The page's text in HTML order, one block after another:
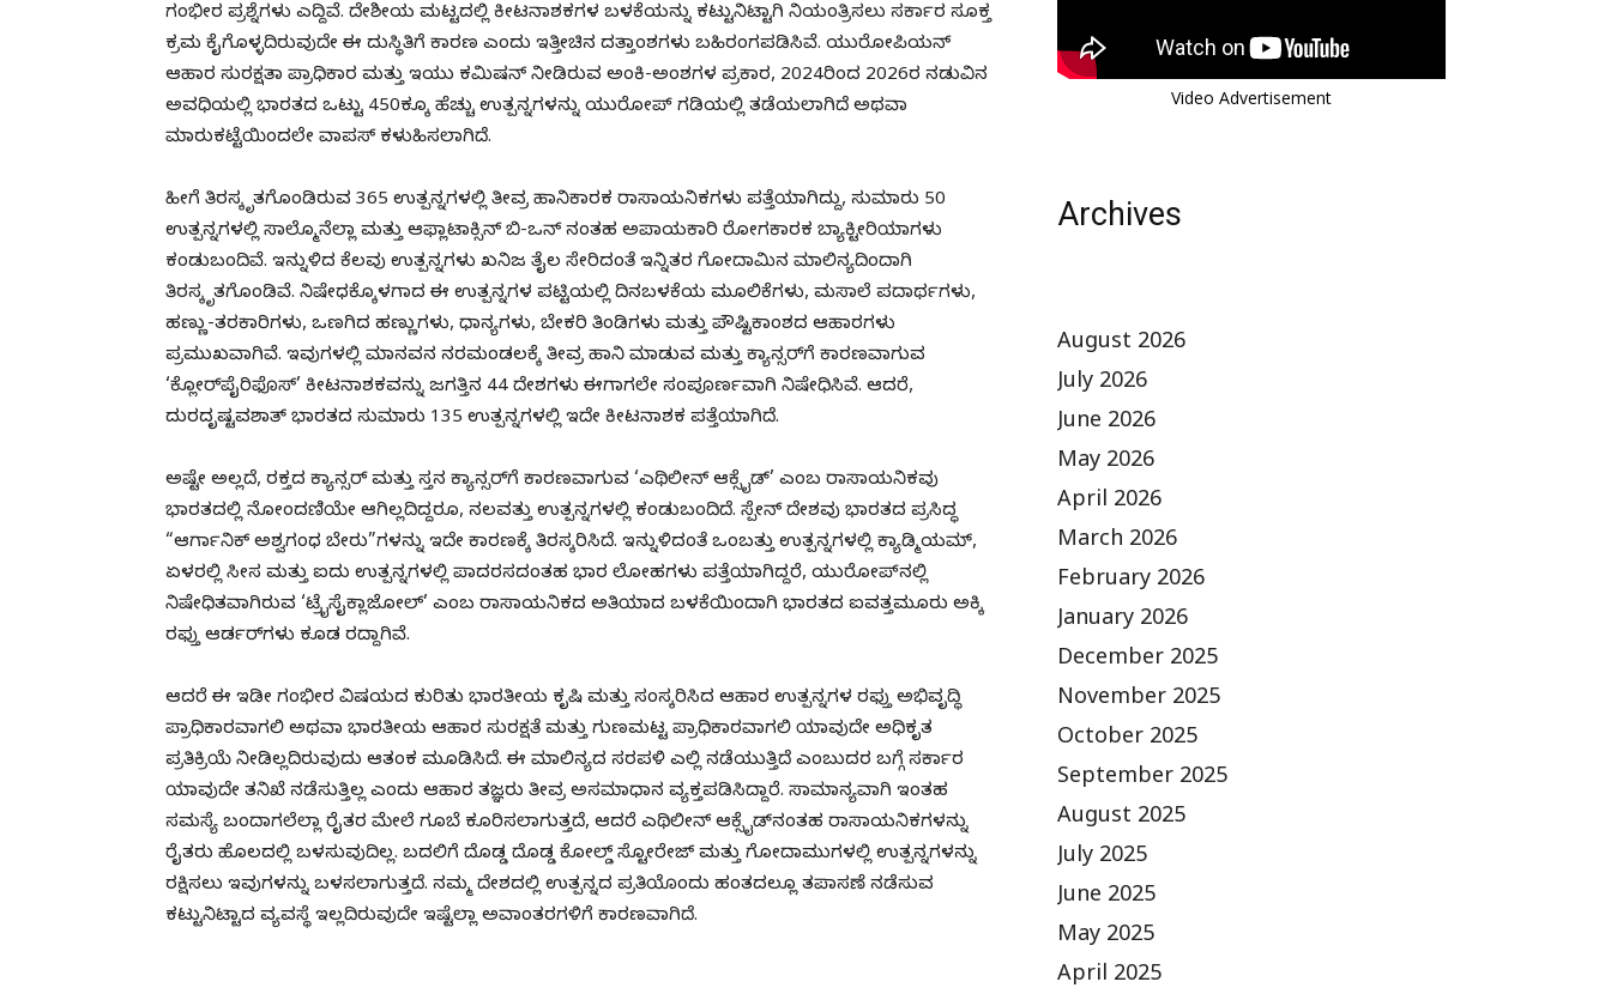
ಗಂಭೀರ ಪ್ರಶ್ನೆಗಳು ಎದ್ದಿವೆ. ದೇಶೀಯ ಮಟ್ಟದಲ್ಲಿ ಕೀಟನಾಶಕಗಳ ಬಳಕೆಯನ್ನು ಕಟ್ಟುನಿಟ್ಟಾಗಿ ನಿಯಂತ್ರಿಸಲು ಸರ್ಕಾರ ಸೂಕ್ತ
ಕ್ರಮ ಕೈಗೊಳ್ಳದಿರುವುದೇ ಈ ದುಸ್ಥಿತಿಗೆ ಕಾರಣ ಎಂದು ಇತ್ತೀಚಿನ ದತ್ತಾಂಶಗಳು ಬಹಿರಂಗಪಡಿಸಿವೆ. ಯುರೋಪಿಯನ್
ಆಹಾರ ಸುರಕ್ಷತಾ ಪ್ರಾಧಿಕಾರ ಮತ್ತು ಇಯು ಕಮಿಷನ್ ನೀಡಿರುವ ಅಂಕಿ-ಅಂಶಗಳ ಪ್ರಕಾರ, 2024ರಿಂದ 2026ರ ನಡುವಿನ
ಅವಧಿಯಲ್ಲಿ ಭಾರತದ ಒಟ್ಟು 450ಕ್ಕೂ ಹೆಚ್ಚು ಉತ್ಪನ್ನಗಳನ್ನು ಯುರೋಪ್ ಗಡಿಯಲ್ಲಿ ತಡೆಯಲಾಗಿದೆ ಅಥವಾ
ಮಾರುಕಟ್ಟೆಯಿಂದಲೇ ವಾಪಸ್ ಕಳುಹಿಸಲಾಗಿದೆ.
ಹೀಗೆ ತಿರಸ್ಕೃತಗೊಂಡಿರುವ 365 ಉತ್ಪನ್ನಗಳಲ್ಲಿ ತೀವ್ರ ಹಾನಿಕಾರಕ ರಾಸಾಯನಿಕಗಳು ಪತ್ತೆಯಾಗಿದ್ದು, ಸುಮಾರು 50
ಉತ್ಪನ್ನಗಳಲ್ಲಿ ಸಾಲ್ಮೊನೆಲ್ಲಾ ಮತ್ತು ಆಫ್ಲಾಟಾಕ್ಸಿನ್ ಬಿ-ಒನ್ ನಂತಹ ಅಪಾಯಕಾರಿ ರೋಗಕಾರಕ ಬ್ಯಾಕ್ಟೀರಿಯಾಗಳು
ಕಂಡುಬಂದಿವೆ. ಇನ್ನುಳಿದ ಕೆಲವು ಉತ್ಪನ್ನಗಳು ಖನಿಜ ತೈಲ ಸೇರಿದಂತೆ ಇನ್ನಿತರ ಗೋದಾಮಿನ ಮಾಲಿನ್ಯದಿಂದಾಗಿ
ತಿರಸ್ಕೃತಗೊಂಡಿವೆ. ನಿಷೇಧಕ್ಕೊಳಗಾದ ಈ ಉತ್ಪನ್ನಗಳ ಪಟ್ಟಿಯಲ್ಲಿ ದಿನಬಳಕೆಯ ಮೂಲಿಕೆಗಳು, ಮಸಾಲೆ ಪದಾರ್ಥಗಳು,
ಹಣ್ಣು-ತರಕಾರಿಗಳು, ಒಣಗಿದ ಹಣ್ಣುಗಳು, ಧಾನ್ಯಗಳು, ಬೇಕರಿ ತಿಂಡಿಗಳು ಮತ್ತು ಪೌಷ್ಟಿಕಾಂಶದ ಆಹಾರಗಳು
ಪ್ರಮುಖವಾಗಿವೆ. ಇವುಗಳಲ್ಲಿ ಮಾನವನ ನರಮಂಡಲಕ್ಕೆ ತೀವ್ರ ಹಾನಿ ಮಾಡುವ ಮತ್ತು ಕ್ಯಾನ್ಸರ್‌ಗೆ ಕಾರಣವಾಗುವ
‘ಕ್ಲೋರ್‌ಪೈರಿಫೊಸ್’ ಕೀಟನಾಶಕವನ್ನು ಜಗತ್ತಿನ 44 ದೇಶಗಳು ಈಗಾಗಲೇ ಸಂಪೂರ್ಣವಾಗಿ ನಿಷೇಧಿಸಿವೆ. ಆದರೆ,
ದುರದೃಷ್ಟವಶಾತ್ ಭಾರತದ ಸುಮಾರು 135 ಉತ್ಪನ್ನಗಳಲ್ಲಿ ಇದೇ ಕೀಟನಾಶಕ ಪತ್ತೆಯಾಗಿದೆ.
ಅಷ್ಟೇ ಅಲ್ಲದೆ, ರಕ್ತದ ಕ್ಯಾನ್ಸರ್ ಮತ್ತು ಸ್ತನ ಕ್ಯಾನ್ಸರ್‌ಗೆ ಕಾರಣವಾಗುವ ‘ಎಥಿಲೀನ್ ಆಕ್ಸೈಡ್’ ಎಂಬ ರಾಸಾಯನಿಕವು
ಭಾರತದಲ್ಲಿ ನೋಂದಣಿಯೇ ಆಗಿಲ್ಲದಿದ್ದರೂ, ನಲವತ್ತು ಉತ್ಪನ್ನಗಳಲ್ಲಿ ಕಂಡುಬಂದಿದೆ. ಸ್ಪೇನ್ ದೇಶವು ಭಾರತದ ಪ್ರಸಿದ್ಧ
“ಆರ್ಗಾನಿಕ್ ಅಶ್ವಗಂಧ ಬೇರು”ಗಳನ್ನು ಇದೇ ಕಾರಣಕ್ಕೆ ತಿರಸ್ಕರಿಸಿದೆ. ಇನ್ನುಳಿದಂತೆ ಒಂಬತ್ತು ಉತ್ಪನ್ನಗಳಲ್ಲಿ ಕ್ಯಾಡ್ಮಿಯಮ್,
ಏಳರಲ್ಲಿ ಸೀಸ ಮತ್ತು ಐದು ಉತ್ಪನ್ನಗಳಲ್ಲಿ ಪಾದರಸದಂತಹ ಭಾರ ಲೋಹಗಳು ಪತ್ತೆಯಾಗಿದ್ದರೆ, ಯುರೋಪ್‌ನಲ್ಲಿ
ನಿಷೇಧಿತವಾಗಿರುವ ‘ಟ್ರೈಸೈಕ್ಲಾಜೋಲ್’ ಎಂಬ ರಾಸಾಯನಿಕದ ಅತಿಯಾದ ಬಳಕೆಯಿಂದಾಗಿ ಭಾರತದ ಐವತ್ತಮೂರು ಅಕ್ಕಿ
ರಫ್ತು ಆರ್ಡರ್‌ಗಳು ಕೂಡ ರದ್ದಾಗಿವೆ.
ಆದರೆ ಈ ಇಡೀ ಗಂಭೀರ ವಿಷಯದ ಕುರಿತು ಭಾರತೀಯ ಕೃಷಿ ಮತ್ತು ಸಂಸ್ಕರಿಸಿದ ಆಹಾರ ಉತ್ಪನ್ನಗಳ ರಫ್ತು ಅಭಿವೃದ್ಧಿ
ಪ್ರಾಧಿಕಾರವಾಗಲಿ ಅಥವಾ ಭಾರತೀಯ ಆಹಾರ ಸುರಕ್ಷತೆ ಮತ್ತು ಗುಣಮಟ್ಟ ಪ್ರಾಧಿಕಾರವಾಗಲಿ ಯಾವುದೇ ಅಧಿಕೃತ
ಪ್ರತಿಕ್ರಿಯೆ ನೀಡಿಲ್ಲದಿರುವುದು ಆತಂಕ ಮೂಡಿಸಿದೆ. ಈ ಮಾಲಿನ್ಯದ ಸರಪಳಿ ಎಲ್ಲಿ ನಡೆಯುತ್ತಿದೆ ಎಂಬುದರ ಬಗ್ಗೆ ಸರ್ಕಾರ
ಯಾವುದೇ ತನಿಖೆ ನಡೆಸುತ್ತಿಲ್ಲ ಎಂದು ಆಹಾರ ತಜ್ಞರು ತೀವ್ರ ಅಸಮಾಧಾನ ವ್ಯಕ್ತಪಡಿಸಿದ್ದಾರೆ. ಸಾಮಾನ್ಯವಾಗಿ ಇಂತಹ
ಸಮಸ್ಯೆ ಬಂದಾಗಲೆಲ್ಲಾ ರೈತರ ಮೇಲೆ ಗೂಬೆ ಕೂರಿಸಲಾಗುತ್ತದೆ, ಆದರೆ ಎಥಿಲೀನ್ ಆಕ್ಸೈಡ್‌ನಂತಹ ರಾಸಾಯನಿಕಗಳನ್ನು
ರೈತರು ಹೊಲದಲ್ಲಿ ಬಳಸುವುದಿಲ್ಲ. ಬದಲಿಗೆ ದೊಡ್ಡ ದೊಡ್ಡ ಕೋಲ್ಡ್ ಸ್ಟೋರೇಜ್ ಮತ್ತು ಗೋದಾಮುಗಳಲ್ಲಿ ಉತ್ಪನ್ನಗಳನ್ನು
ರಕ್ಷಿಸಲು ಇವುಗಳನ್ನು ಬಳಸಲಾಗುತ್ತದೆ. ನಮ್ಮ ದೇಶದಲ್ಲಿ ಉತ್ಪನ್ನದ ಪ್ರತಿಯೊಂದು ಹಂತದಲ್ಲೂ ತಪಾಸಣೆ ನಡೆಸುವ
ಕಟ್ಟುನಿಟ್ಟಾದ ವ್ಯವಸ್ಥೆ ಇಲ್ಲದಿರುವುದೇ ಇಷ್ಟೆಲ್ಲಾ ಅವಾಂತರಗಳಿಗೆ ಕಾರಣವಾಗಿದೆ.
Video Advertisement
Archives
August 2026
July 2026
June 2026
May 2026
April 2026
March 2026
February 2026
January 2026
December 2025
November 2025
October 2025
September 2025
August 2025
July 2025
June 2025
May 2025
April 2025